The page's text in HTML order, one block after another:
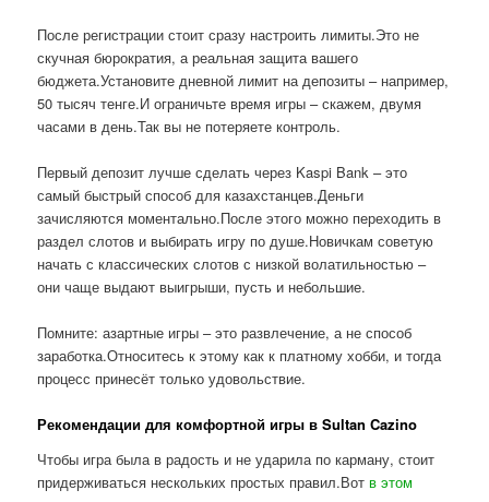
После регистрации стоит сразу настроить лимиты.Это не
скучная бюрократия, а реальная защита вашего
бюджета.Установите дневной лимит на депозиты – например,
50 тысяч тенге.И ограничьте время игры – скажем, двумя
часами в день.Так вы не потеряете контроль.
Первый депозит лучше сделать через Kaspi Bank – это
самый быстрый способ для казахстанцев.Деньги
зачисляются моментально.После этого можно переходить в
раздел слотов и выбирать игру по душе.Новичкам советую
начать с классических слотов с низкой волатильностью –
они чаще выдают выигрыши, пусть и небольшие.
Помните: азартные игры – это развлечение, а не способ
заработка.Относитесь к этому как к платному хобби, и тогда
процесс принесёт только удовольствие.
Рекомендации для комфортной игры в Sultan Cazino
Чтобы игра была в радость и не ударила по карману, стоит
придерживаться нескольких простых правил.Вотв этом